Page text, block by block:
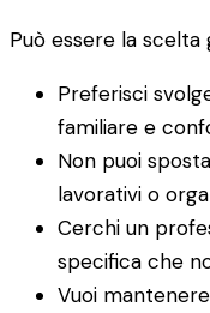
Può essere la scelta
Preferisci
familiare e
Non puoi
lavorativi o
Cerchi un
specifica che
Vuoi